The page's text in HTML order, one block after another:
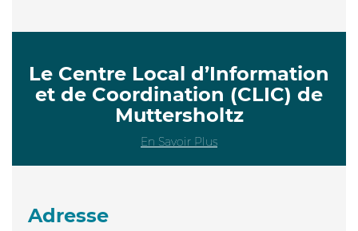
Le Centre Local d’Information
et de Coordination (CLIC) de
Muttersholtz
En Savoir Plus
Adresse